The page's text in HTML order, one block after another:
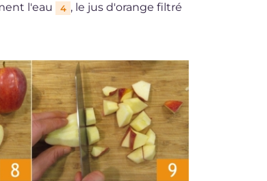
l'eau 4 , le jus d'orange filtré